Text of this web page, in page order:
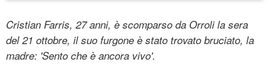
Cristian Farris, 27 anni, è scomparso da Orroli la sera
del 21 ottobre, il suo furgone è stato trovato bruciato, la
madre: 'Sento che è ancora vivo'.